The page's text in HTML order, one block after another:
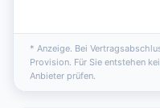
* Anzeige. Bei
Provision. Für Sie entstehen
Anbieter prüfen.